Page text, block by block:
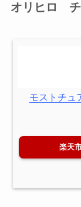
オリヒロ チ
モストチュ
楽天